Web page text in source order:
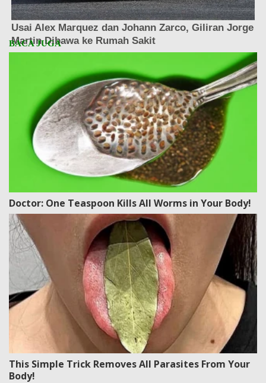
Doctor: One Teaspoon Kills All Worms in Your Body!
This Simple Trick Removes All Parasites From Your
Body!